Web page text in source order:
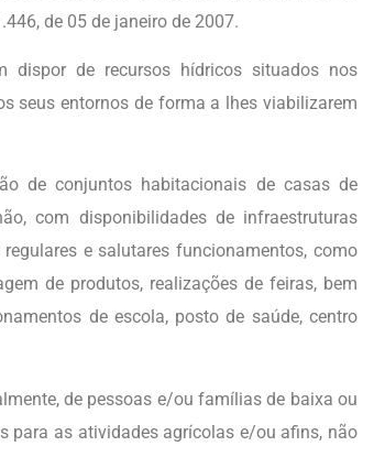
de 05 de janeiro de 2007.
dispor de recursos hídricos situados nos
seus entornos de forma a lhes viabilizarem
de conjuntos habitacionais de casas de
com disponibilidades de infraestruturas
e salutares funcionamentos, como
de produtos, realizações de feiras, bem
de escola, posto de saúde, centro
de pessoas e/ou famílias de baixa ou
para as atividades agrícolas e/ou afins, não